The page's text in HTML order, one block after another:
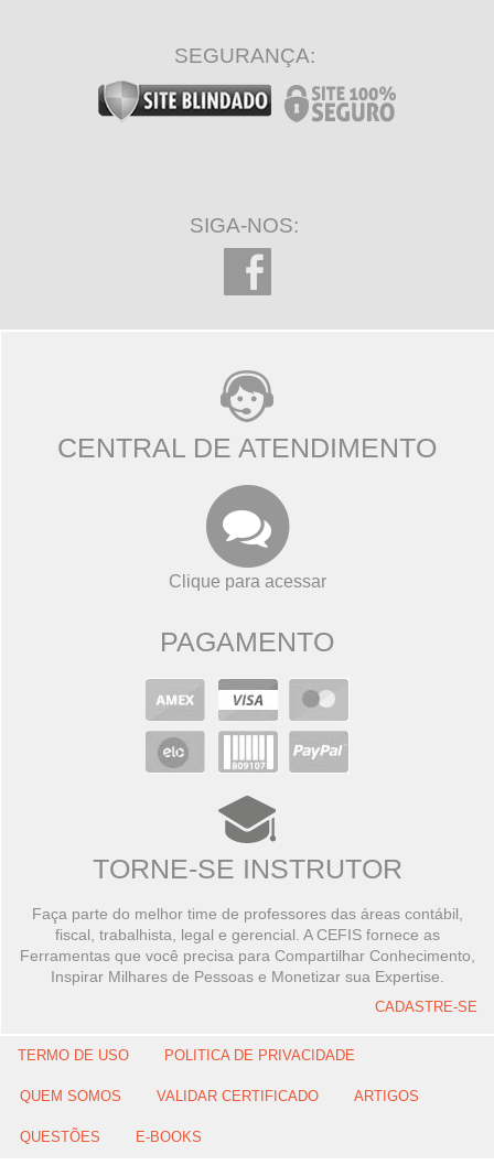
SEGURANÇA:
SIGA-NOS:
CENTRAL DE ATENDIMENTO
Clique para acessar
PAGAMENTO
TORNE-SE INSTRUTOR
Faça parte do melhor time de professores das áreas contábil,
fiscal, trabalhista, legal e gerencial. A CEFIS fornece as
Ferramentas que você precisa para Compartilhar Conhecimento,
Inspirar Milhares de Pessoas e Monetizar sua Expertise.
CADASTRE-SE
TERMO DE USO POLITICA DE PRIVACIDADE
QUEM SOMOS VALIDAR CERTIFICADO ARTIGOS
QUESTÕES E-BOOKS